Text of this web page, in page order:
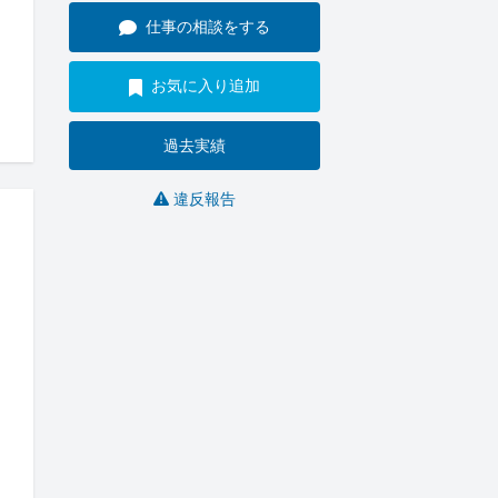
仕事の相談をする
お気に入り追加
過去実績
違反報告